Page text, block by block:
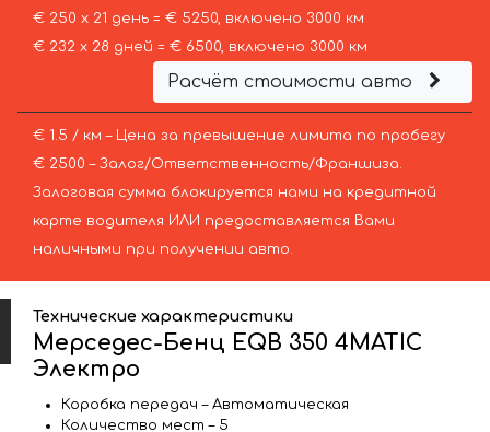
€ 250 х 21 день = € 5250, включено 3000 км
€ 232 х 28 дней = € 6500, включено 3000 км
Расчёт стоимости авто
€ 1.5 / км – Цена за превышение лимита по пробегу
€ 2500 – Залог/Ответственность/Франшиза.
Залоговая сумма блокируется нами на кредитной
карте водителя ИЛИ предоставляется Вами
наличными при получении авто.
Технические характеристики
Мерседес-Бенц EQB 350 4MATIC
Электро
Коробка передач – Автоматическая
Количество мест – 5